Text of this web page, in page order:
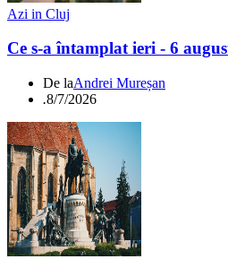
Azi in Cluj
Ce s-a întamplat ieri - 6
De laAndrei Mureșan
.8/7/2026